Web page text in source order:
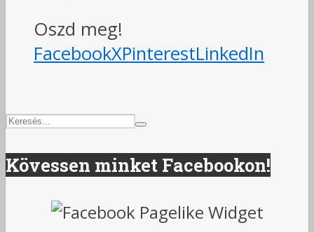
Oszd meg!
FacebookXPinterestLinkedIn
Kövessen minket Facebookon!